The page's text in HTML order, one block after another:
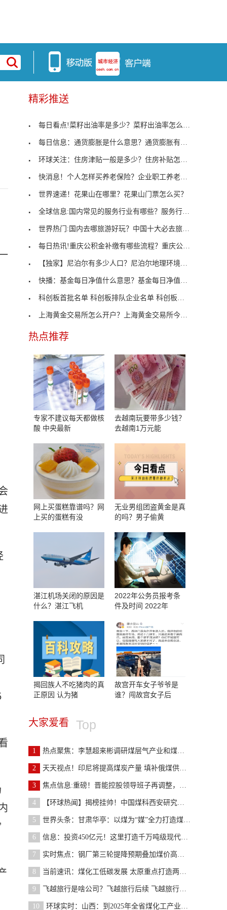
精彩推送
每日看点!菜籽出油率是多少？菜籽出油率怎么计算？
每日信息：通货膨胀是什么意思？通货膨胀有哪些影响
环球关注：住房津贴一般是多少？住房补贴怎么发放？
快消息！个人怎样买养老保险？企业职工养老保险缴费
世界速递！花果山在哪里？花果山门票怎么买？
全球信息:国内常见的服务行业有哪些？服务行业怎么
世界热门:国内去哪旅游好玩？中国十大必去旅游城市
每日热讯!重庆公积金补缴有哪些流程？重庆公积金补
【独家】尼泊尔有多少人口？尼泊尔地理环境怎么样？
快播：基金每日净值什么意思？基金每日净值如何计算
科创板首批名单 科创板排队企业名单 科创板第三批
上海黄金交易所怎么开户？上海黄金交易所今日金价实
热点推荐
专家不建议每天都做核
酸 中央最新
去越南玩要带多少钱？
去越南1万元能
网上买蛋糕靠谱吗？网
上买的蛋糕有没
无业男组团盗黄金是真
的吗？男子偷黄
湛江机场关闭的原因是
什么？湛江飞机
2022年公务员报考条
件及时间 2022年
揭回族人不吃猪肉的真
正原因 认为猪
故宫开车女子爷爷是
谁？闯故宫女子后
大家爱看 Top
1 热点聚焦：李慧超来彬调研煤层气产业和煤矿智能化建
2 天天视点！印尼将提高煤炭产量 填补俄煤供应空缺
3 焦点信息:重磅！晋能控股领导班子再调整，最新名单
4 【环球热闻】揭榜挂帅！中国煤科西安研究院助力山西
5 世界头条：甘肃华亭：以煤为“媒”全力打造煤化工“
6 信息：投资450亿元！这里打造千万吨级现代煤化工
7 实时焦点：钢厂第三轮提降预期叠加煤价高位运行 焦
8 当前速讯：煤化工低碳发展 太原重点打造两大产业集
9 飞越旅行是啥公司？飞越旅行后续 飞越旅行创始人怎
10 环球实时：山西：到2025年全省煤化工产业产值力争突